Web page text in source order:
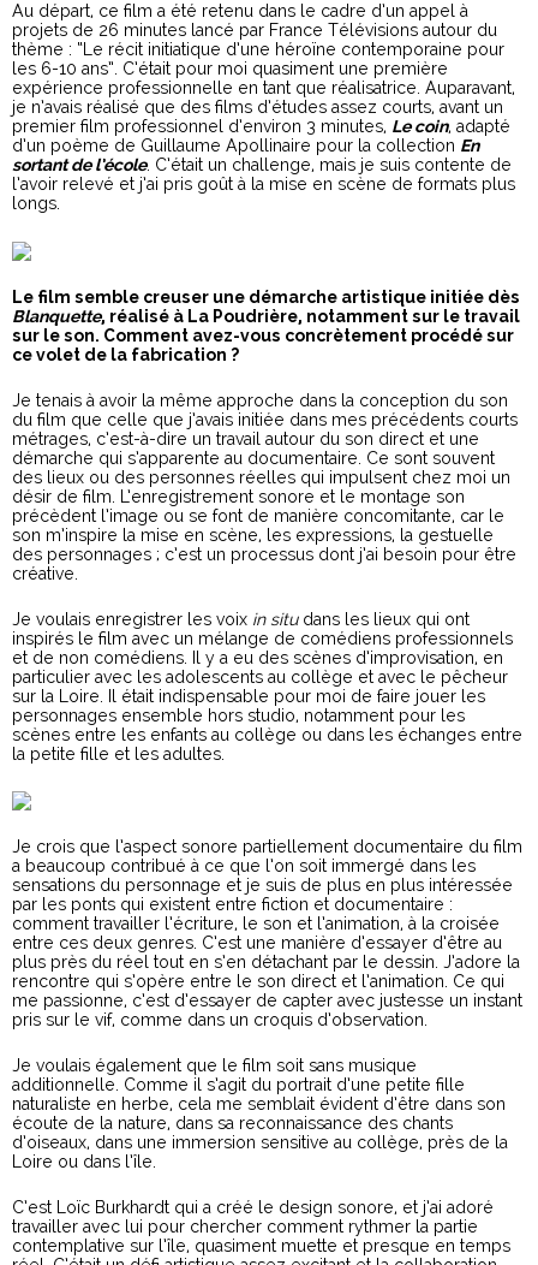
Au départ, ce film a été retenu dans le cadre d’un appel à
projets de 26 minutes lancé par France Télévisions autour du
thème : “Le récit initiatique d’une héroïne contemporaine pour
les 6-10 ans”. C’était pour moi quasiment une première
expérience professionnelle en tant que réalisatrice. Auparavant,
je n’avais réalisé que des films d’études assez courts, avant un
premier film professionnel d’environ 3 minutes, Le coin, adapté
d’un poème de Guillaume Apollinaire pour la collection En
sortant de l’école. C’était un challenge, mais je suis contente de
l’avoir relevé et j’ai pris goût à la mise en scène de formats plus
longs.
Le film semble creuser une démarche artistique initiée dès
Blanquette, réalisé à La Poudrière, notamment sur le travail
sur le son. Comment avez-vous concrètement procédé sur
ce volet de la fabrication ?
Je tenais à avoir la même approche dans la conception du son
du film que celle que j’avais initiée dans mes précédents courts
métrages, c’est-à-dire un travail autour du son direct et une
démarche qui s’apparente au documentaire. Ce sont souvent
des lieux ou des personnes réelles qui impulsent chez moi un
désir de film. L’enregistrement sonore et le montage son
précèdent l’image ou se font de manière concomitante, car le
son m’inspire la mise en scène, les expressions, la gestuelle
des personnages ; c’est un processus dont j’ai besoin pour être
créative.
Je voulais enregistrer les voix in situdans les lieux qui ont
inspirés le film avec un mélange de comédiens professionnels
et de non comédiens. Il y a eu des scènes d’improvisation, en
particulier avec les adolescents au collège et avec le pêcheur
sur la Loire. Il était indispensable pour moi de faire jouer les
personnages ensemble hors studio, notamment pour les
scènes entre les enfants au collège ou dans les échanges entre
la petite fille et les adultes.
Je crois que l’aspect sonore partiellement documentaire du film
a beaucoup contribué à ce que l’on soit immergé dans les
sensations du personnage et je suis de plus en plus intéressée
par les ponts qui existent entre fiction et documentaire :
comment travailler l’écriture, le son et l’animation, à la croisée
entre ces deux genres. C’est une manière d’essayer d’être au
plus près du réel tout en s’en détachant par le dessin. J’adore la
rencontre qui s’opère entre le son direct et l’animation. Ce qui
me passionne, c’est d’essayer de capter avec justesse un instant
pris sur le vif, comme dans un croquis d’observation.
Je voulais également que le film soit sans musique
additionnelle. Comme il s’agit du portrait d’une petite fille
naturaliste en herbe, cela me semblait évident d’être dans son
écoute de la nature, dans sa reconnaissance des chants
d’oiseaux, dans une immersion sensitive au collège, près de la
Loire ou dans l’île.
C’est Loïc Burkhardt qui a créé le design sonore, et j’ai adoré
travailler avec lui pour chercher comment rythmer la partie
contemplative sur l’île, quasiment muette et presque en temps